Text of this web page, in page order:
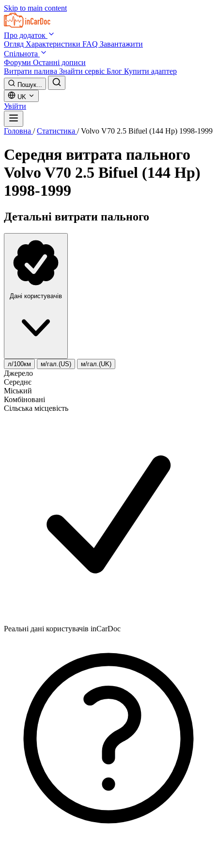
Skip to main content
Про додаток
Огляд Характеристики FAQ Завантажити
Спільнота
Форуми Останні дописи
Витрати палива Знайти сервіс Блог Купити адаптер
Пошук...
UK
Увійти
Головна / Статистика / Volvo V70 2.5 Bifuel (144 Hp) 1998-1999
Середня витрата пального
Volvo V70 2.5 Bifuel (144 Hp)
1998-1999
Детальні витрати пального
Дані користувачів
л/100км м/гал.(US) м/гал.(UK)
Джерело
Середнє
Міський
Комбіновані
Сільська місцевість
Реальні дані користувачів inCarDoc